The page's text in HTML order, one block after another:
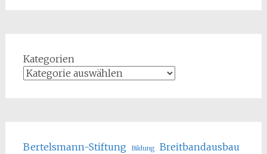
Kategorien
Bertelsmann-Stiftung Bildung
Breitbandausbau